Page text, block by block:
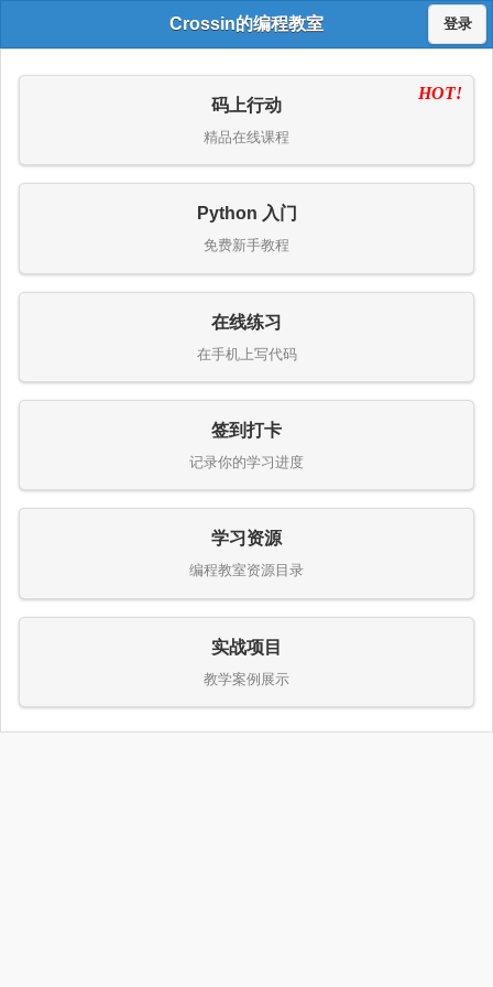
Crossin的编程教室 登录
HOT!
码上行动
精品在线课程
Python 入门
免费新手教程
在线练习
在手机上写代码
签到打卡
记录你的学习进度
学习资源
编程教室资源目录
实战项目
教学案例展示